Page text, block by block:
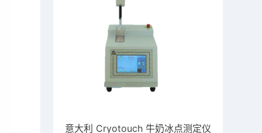
意大利 Cryotouch 牛奶冰点测定仪